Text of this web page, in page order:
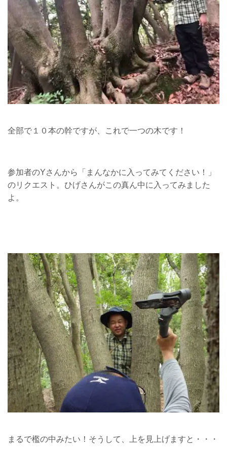
全部で１０本の幹ですが、これで一つの木です！
参加者のYさんから「まんなかに入ってみてください！」
のリクエスト。ひげさんがこの真ん中に入ってみました
よ。
まるで檻の中みたい！そうして、上を見上げますと・・・